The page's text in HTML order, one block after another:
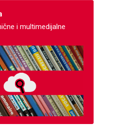
i multimedijalne